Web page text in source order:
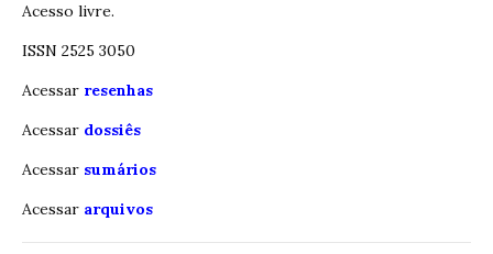
Acesso livre.
ISSN 2525 3050
Acessar resenhas
Acessar dossiês
Acessar sumários
Acessar arquivos